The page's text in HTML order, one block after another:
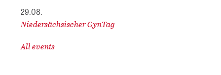
29.08.
Niedersächsischer GynTag
All events